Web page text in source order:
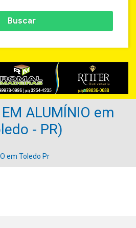
EM ALUMÍNIO em
- PR)
em Toledo Pr